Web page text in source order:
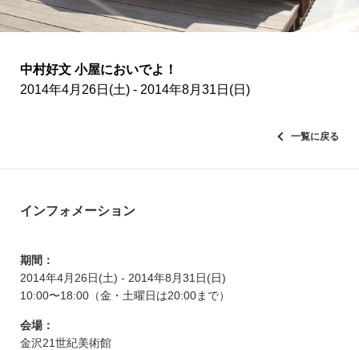
中村好文 小屋においでよ！
2014年4月26日(土) - 2014年8月31日(日)
一覧に戻る
インフォメーション
期間：
2014年4月26日(土) - 2014年8月31日(日)
10:00〜18:00（金・土曜日は20:00まで）
会場：
金沢21世紀美術館